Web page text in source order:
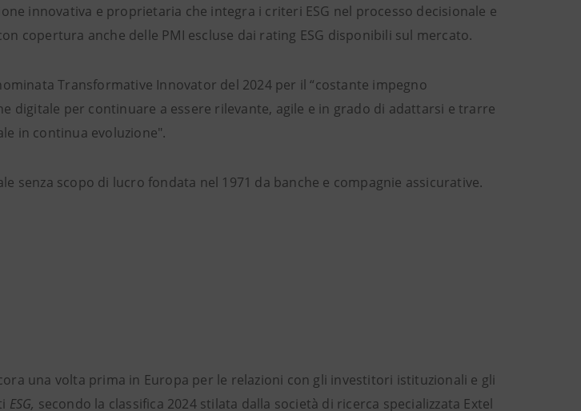
innovativa e proprietaria che integra i criteri ESG nel processo decisionale e
copertura anche delle PMI escluse dai rating ESG disponibili sul mercato.
Transformative Innovator del 2024 per il “costante impegno
digitale per continuare a essere rilevante, agile e in grado di adattarsi e trarre
in continua evoluzione".
senza scopo di lucro fondata nel 1971 da banche e compagnie assicurative.
una volta prima in Europa per le relazioni con gli investitori istituzionali e gli
ESG, secondo la classifica 2024 stilata dalla società di ricerca specializzata Extel